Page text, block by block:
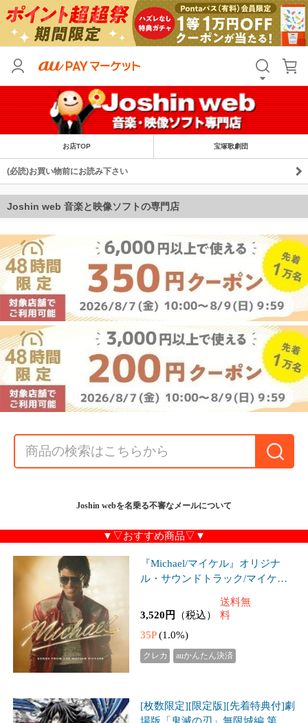
お店TOP 宝塚歌劇団
(必読)お買い物前にお読み下さい
Joshin web 音楽と映像ソフトの専門店
Joshin webを名乗る不審なメールについて
『Michael/マイケル』オリジナ
35P (1.0%)
[枚数限定][限定版][先着特典付]劇
場版「鬼滅の刃」無限城編 第一
【Blu-ray】[Blu-ray]【返品種別
A】
（税込）
96P
auかんたん決済